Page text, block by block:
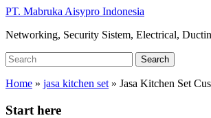
Skip
main
PT. Mabruka Aisypro Indonesia
Networking, Security Sistem, Electrical,
Search
for:
Search
Home » jasa kitchen set » Jasa Kitchen Set
Start here